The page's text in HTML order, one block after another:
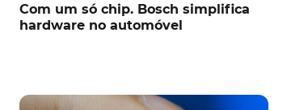
Com um só chip. Bosch simplifica
hardware no automóvel